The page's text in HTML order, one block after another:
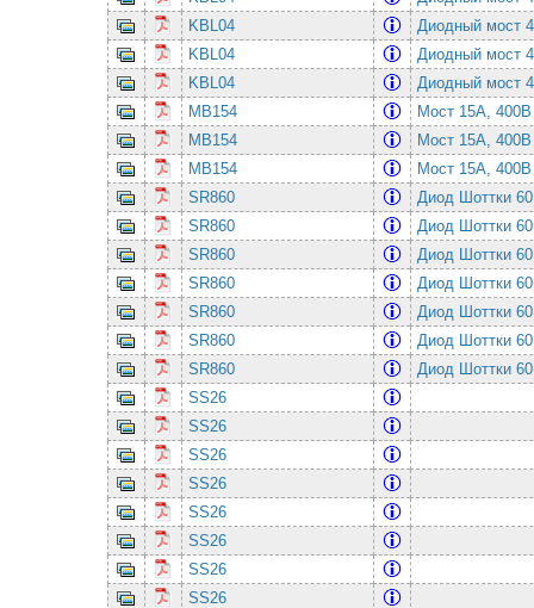
KBL04
Диодный мост
KBL04
Диодный мост
KBL04
Диодный мост
MB154
Мост 15А,
MB154
Мост 15А,
MB154
Мост 15А,
SR860
Диод Шоттки
SR860
Диод Шоттки
SR860
Диод Шоттки
SR860
Диод Шоттки
SR860
Диод Шоттки
SR860
Диод Шоттки
SR860
Диод Шоттки
SS26
SS26
SS26
SS26
SS26
SS26
SS26
SS26